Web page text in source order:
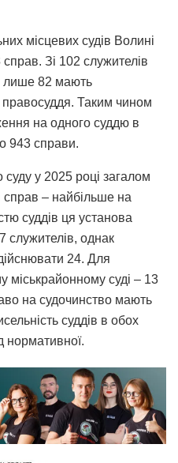
місцевих судів Волині
Зі 102 служителів
лише 82 мають
Таким чином
на одного суддю в
943 справи.
у 2025 році загалом
справ – найбільше на
суддів ця установа
служителів, однак
24. Для
міськрайонному суді – 13
на судочинство мають
суддів в обох
нормативної.